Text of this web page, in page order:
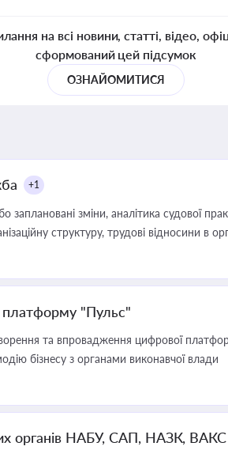
на всі новини, статті, відео,
сформований цей підсумок
ОЗНАЙОМИТИСЯ
+1
заплановані зміни, аналітика судової
структуру, трудові відносини в
"Пульс"
та впровадження цифрової
бізнесу з органами виконавчої влади
органів НАБУ, САП, НАЗК, ВАКС